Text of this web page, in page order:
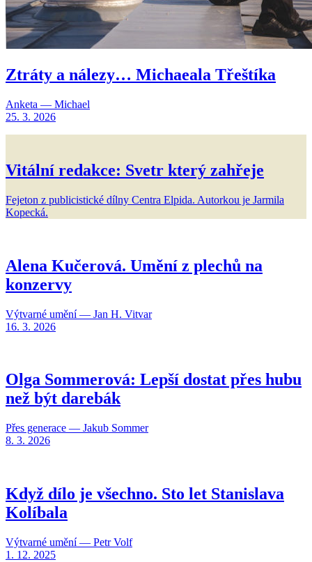
Ztráty a nálezy… Michaeala Třeštíka
Anketa — Michael
25. 3. 2026
Vitální redakce: Svetr který zahřeje
Fejeton z publicistické dílny Centra Elpida. Autorkou je Jarmila
Kopecká.
Alena Kučerová. Umění z plechů na
konzervy
Výtvarné umění — Jan H. Vitvar
16. 3. 2026
Olga Sommerová: Lepší dostat přes hubu
než být darebák
Přes generace — Jakub Sommer
8. 3. 2026
Když dílo je všechno. Sto let Stanislava
Kolíbala
Výtvarné umění — Petr Volf
1. 12. 2025